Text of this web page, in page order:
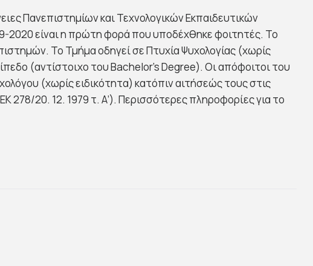
Πανεπιστημίων και Τεχνολογικών Εκπαιδευτικών
2020 είναι η πρώτη φορά που υποδέχθηκε φοιτητές. Το
Το Τμήμα οδηγεί σε Πτυχία Ψυχολογίας (χωρίς
(αντίστοιχο του Bachelor’s Degree). Οι απόφοιτοι του
(χωρίς ειδικότητα) κατόπιν αιτήσεώς τους στις
278/20. 12. 1979 τ. Α’). Περισσότερες πληροφορίες για το